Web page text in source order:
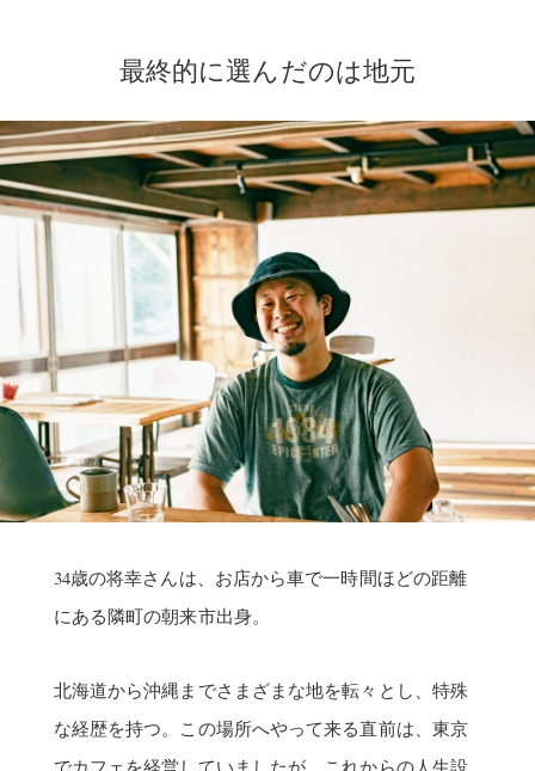
最終的に選んだのは地元
34歳の将幸さんは、お店から車で一時間ほどの距離
にある隣町の朝来市出身。
北海道から沖縄までさまざまな地を転々とし、特殊
な経歴を持つ。この場所へやって来る直前は、東京
でカフェを経営していましたが、これからの人生設